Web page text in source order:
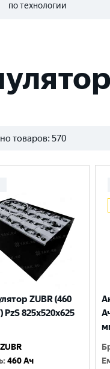
по технологии
товаров: 570
ZUBR (460
PzS 825x520x625
ZUBR
:460 Ач